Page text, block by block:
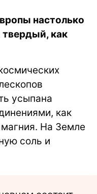
настолько
твердый, как
усыпана
как
На Земле
соль и